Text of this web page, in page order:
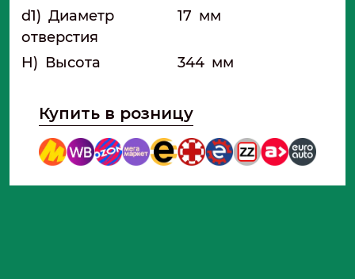
d1) Диаметр
отверстия
17 мм
H) Высота 344 мм
Купить в розницу